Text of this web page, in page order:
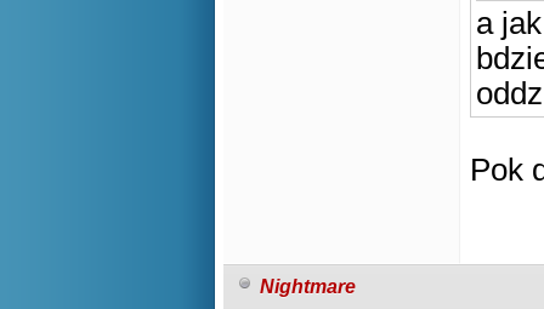
a
Pok
Nightmare